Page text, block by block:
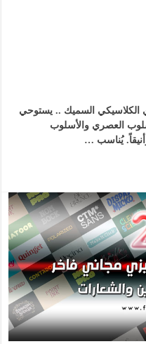
الكلاسيكي السميك .. يستوحي
العصري والأسلوب
يُناسب …